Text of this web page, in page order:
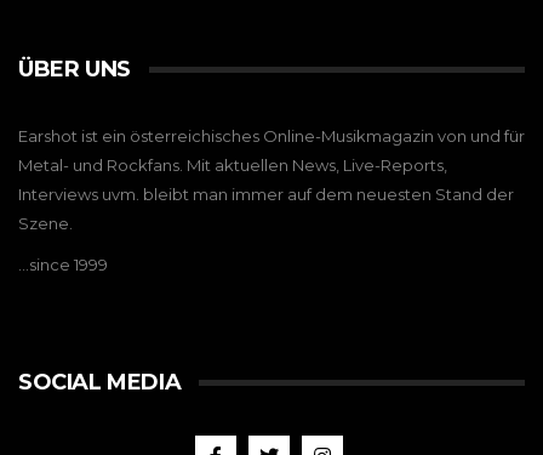
ÜBER UNS
Earshot ist ein österreichisches Online-Musikmagazin von und für
Metal- und Rockfans. Mit aktuellen News, Live-Reports,
Interviews uvm. bleibt man immer auf dem neuesten Stand der
Szene.
…since 1999
SOCIAL MEDIA